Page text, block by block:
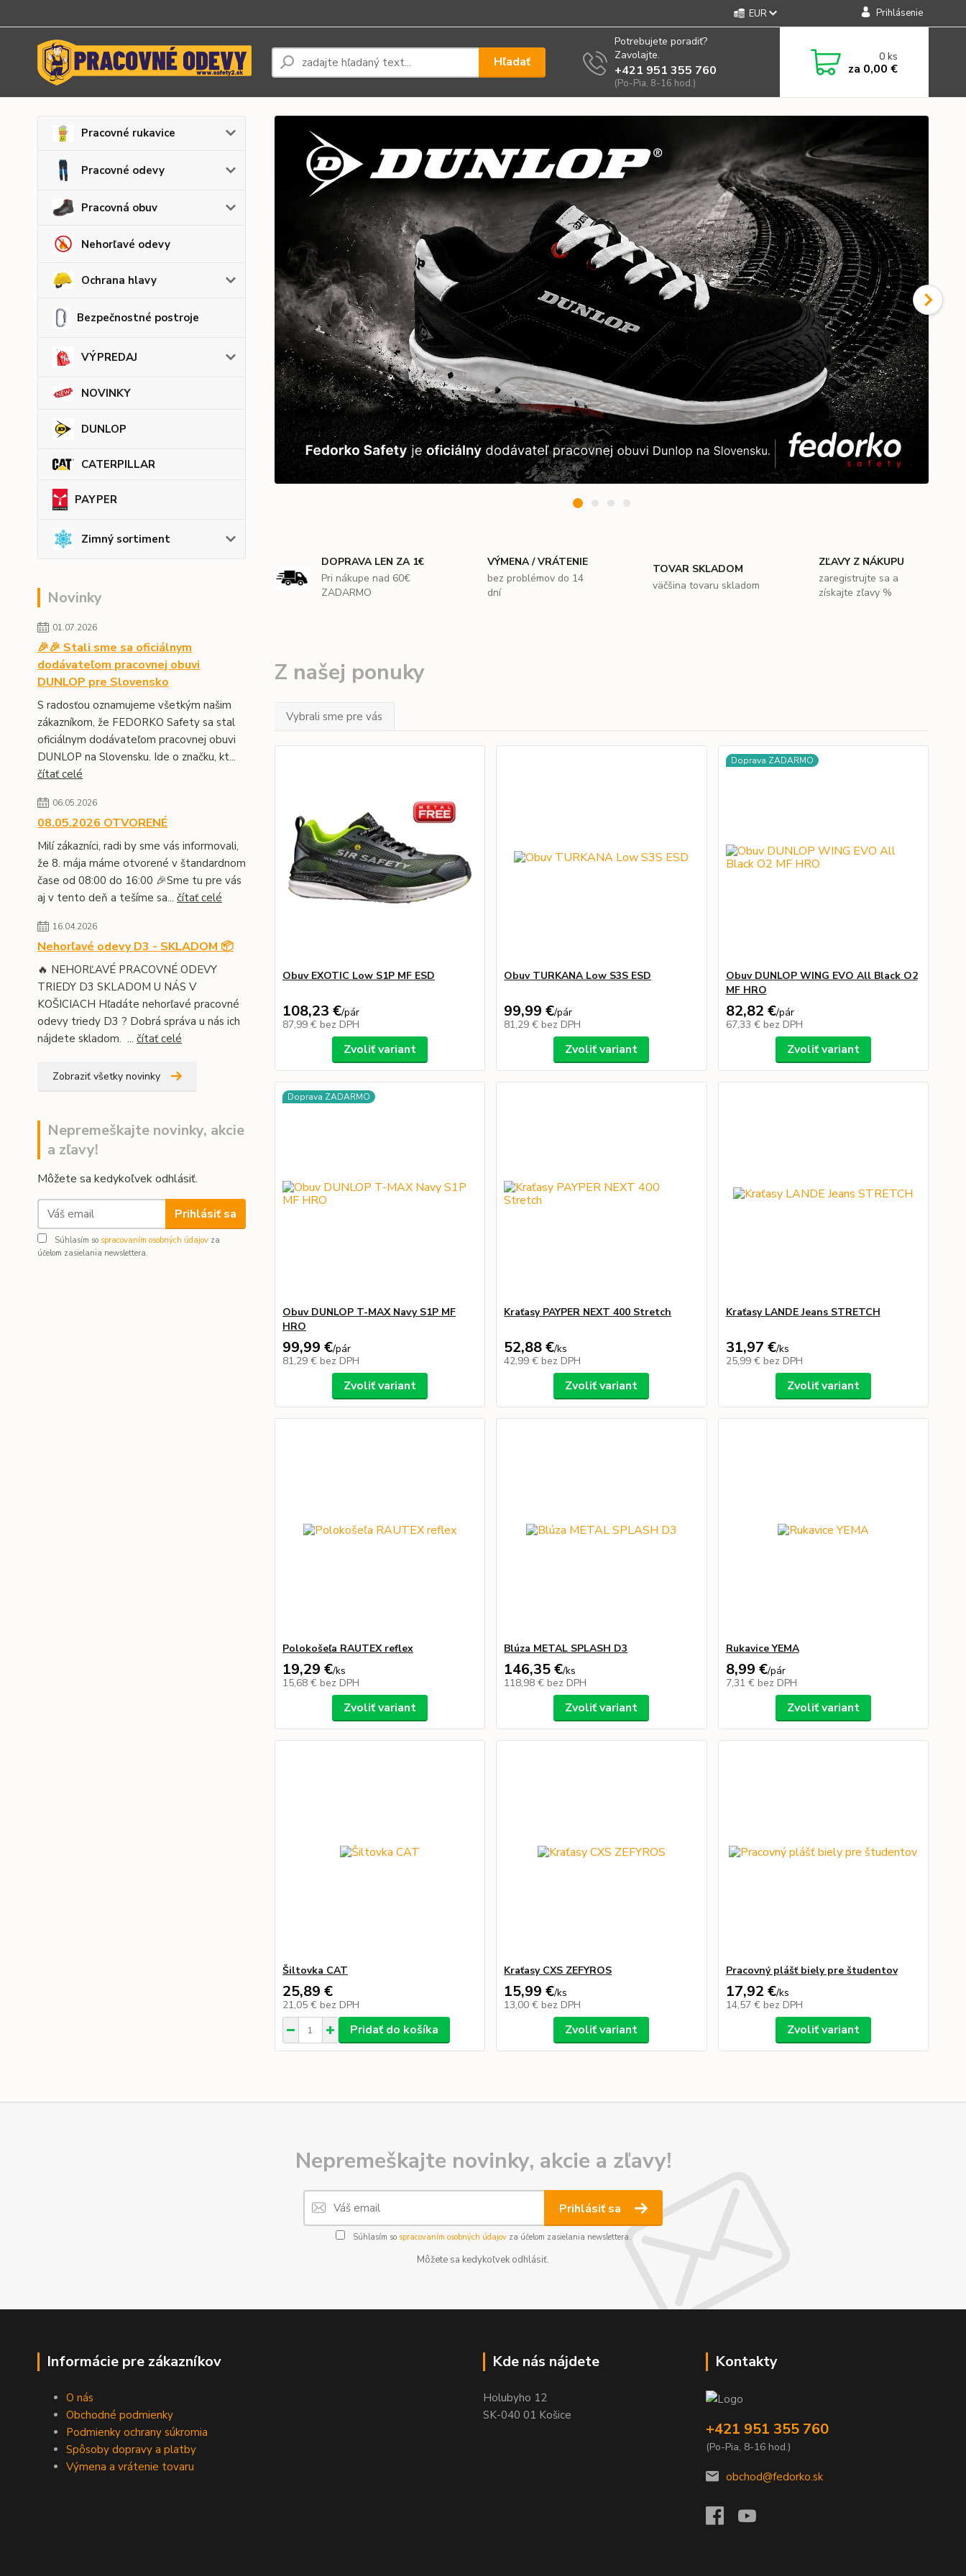
EUR Prihlásenie
Hľadať
Potrebujete poradiť?
Zavolajte.
+421 951 355 760
(Po-Pia, 8-16 hod.)
0ks
za 0,00 €
Pracovné rukavice
Pracovné odevy
Pracovná obuv
Nehorľavé odevy
Ochrana hlavy
Bezpečnostné postroje
VÝPREDAJ
NOVINKY
DUNLOP
CATERPILLAR
PAYPER
Zimný sortiment
Novinky
01.07.2026
🎉🎉 Stali sme sa oficiálnym
dodávateľom pracovnej obuvi
DUNLOP pre Slovensko
S radosťou oznamujeme všetkým našim
zákazníkom, že FEDORKO Safety sa stal
oficiálnym dodávateľom pracovnej obuvi
DUNLOP na Slovensku. Ide o značku, kt...
čítať celé
06.05.2026
08.05.2026 OTVORENÉ
Milí zákazníci, radi by sme vás informovali,
že 8. mája máme otvorené v štandardnom
čase od 08:00 do 16:00 🎉Sme tu pre vás
aj v tento deň a tešíme sa... čítať celé
16.04.2026
Nehorľavé odevy D3 - SKLADOM 📦
🔥 NEHORĽAVÉ PRACOVNÉ ODEVY
TRIEDY D3 SKLADOM U NÁS V
KOŠICIACH Hľadáte nehorľavé pracovné
odevy triedy D3 ? Dobrá správa u nás ich
nájdete skladom. ... čítať celé
Zobraziť všetky novinky
Nepremeškajte novinky, akcie
a zľavy!
Môžete sa kedykoľvek odhlásiť.
Prihlásiť sa
Súhlasím so spracovaním osobných údajov za
účelom zasielania newslettera.
DOPRAVA LEN ZA 1€
Pri nákupe nad 60€
ZADARMO
VÝMENA / VRÁTENIE
bez problémov do 14
dní
TOVAR SKLADOM
väčšina tovaru skladom
ZĽAVY Z NÁKUPU
zaregistrujte sa a
získajte zľavy %
Z našej ponuky
Vybrali sme pre vás
Obuv EXOTIC Low S1P MF ESD
108,23 €/pár
87,99 € bez DPH
Zvoliť variant
Obuv TURKANA Low S3S ESD
99,99 €/pár
81,29 € bez DPH
Zvoliť variant
Doprava ZADARMO
Obuv DUNLOP WING EVO All Black O2
MF HRO
82,82 €/pár
67,33 € bez DPH
Zvoliť variant
Doprava ZADARMO
Obuv DUNLOP T-MAX Navy S1P MF
HRO
99,99 €/pár
81,29 € bez DPH
Zvoliť variant
Kraťasy PAYPER NEXT 400 Stretch
52,88 €/ks
42,99 € bez DPH
Zvoliť variant
Kraťasy LANDE Jeans STRETCH
31,97 €/ks
25,99 € bez DPH
Zvoliť variant
Polokošeľa RAUTEX reflex
19,29 €/ks
15,68 € bez DPH
Zvoliť variant
Blúza METAL SPLASH D3
146,35 €/ks
118,98 € bez DPH
Zvoliť variant
Rukavice YEMA
8,99 €/pár
7,31 € bez DPH
Zvoliť variant
Šiltovka CAT
25,89 €
21,05 € bez DPH
Pridať do košíka
Kraťasy CXS ZEFYROS
15,99 €/ks
13,00 € bez DPH
Zvoliť variant
Pracovný plášť biely pre študentov
17,92 €/ks
14,57 € bez DPH
Zvoliť variant
Nepremeškajte novinky, akcie a zľavy!
Prihlásiť sa
Súhlasím so spracovaním osobných údajovza účelom zasielania newslettera.
Môžete sa kedykoľvek odhlásiť.
Informácie pre zákazníkov
O nás
Obchodné podmienky
Podmienky ochrany súkromia
Spôsoby dopravy a platby
Výmena a vrátenie tovaru
Kde nás nájdete
Holubyho 12
SK-040 01 Košice
Kontakty
+421 951 355 760
(Po-Pia, 8-16 hod.)
obchod@fedorko.sk